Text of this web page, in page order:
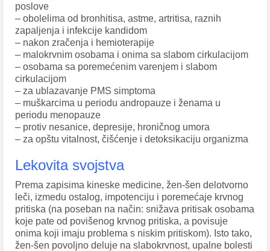
poslove
– obolelima od bronhitisa, astme, artritisa, raznih
zapaljenja i infekcije kandidom
– nakon zračenja i hemioterapije
– malokrvnim osobama i onima sa slabom cirkulacijom
– osobama sa poremećenim varenjem i slabom
cirkulacijom
– za ublazavanje PMS simptoma
– muškarcima u periodu andropauze i ženama u
periodu menopauze
– protiv nesanice, depresije, hroničnog umora
– za opštu vitalnost, čišćenje i detoksikaciju organizma
Lekovita svojstva
Prema zapisima kineske medicine, žen-šen delotvorno
leči, izmedu ostalog, impotenciju i poremećaje krvnog
pritiska (na poseban na način: snižava pritisak osobama
koje pate od povišenog krvnog pritiska, a povisuje
onima koji imaju problema s niskim pritiskom). Isto tako,
žen-šen povoljno deluje na slabokrvnost, upalne bolesti